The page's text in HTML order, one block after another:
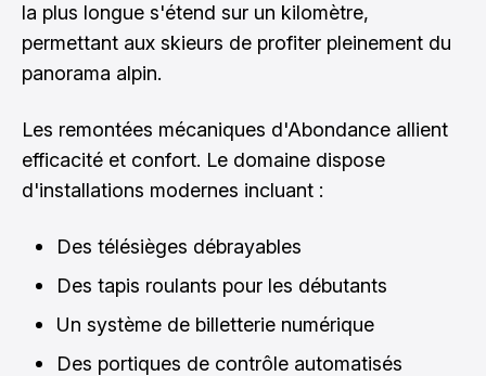
la plus longue s'étend sur un kilomètre,
permettant aux skieurs de profiter pleinement du
panorama alpin.
Les remontées mécaniques d'Abondance allient
efficacité et confort. Le domaine dispose
d'installations modernes incluant :
Des télésièges débrayables
Des tapis roulants pour les débutants
Un système de billetterie numérique
Des portiques de contrôle automatisés